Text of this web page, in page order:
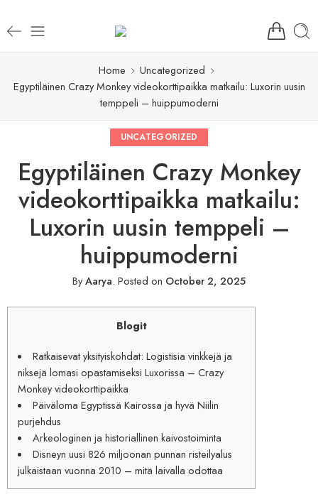
Home
Uncategorized
Egyptiläinen Crazy Monkey videokorttipaikka matkailu: Luxorin uusin
temppeli – huippumoderni
UNCATEGORIZED
Egyptiläinen Crazy Monkey
videokorttipaikka matkailu:
Luxorin uusin temppeli –
huippumoderni
ByAarya. Posted on October 2, 2025
Blogit
Ratkaisevat yksityiskohdat: Logistisia vinkkejä ja
niksejä lomasi opastamiseksi Luxorissa – Crazy
Monkey videokorttipaikka
Päiväloma Egyptissä Kairossa ja hyvä Niilin
purjehdus
Arkeologinen ja historiallinen kaivostoiminta
Disneyn uusi 826 miljoonan punnan risteilyalus
julkaistaan ​​vuonna 2010 – mitä laivalla odottaa